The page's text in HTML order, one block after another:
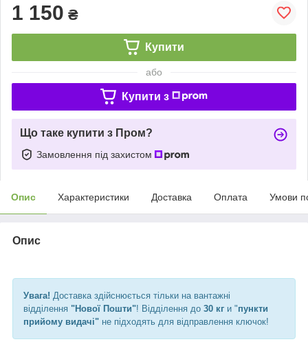
1 150 ₴
Купити
або
Купити з
Що таке купити з Пром?
Замовлення під захистом
Опис Характеристики Доставка Оплата Умови
Опис
Увага! Доставка здійснюється тільки на вантажні
відділення "Нової Пошти"! Відділення до 30 кг и "пункти
прийому видачі" не підходять для відправлення ключок!